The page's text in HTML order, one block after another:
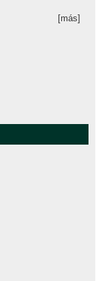
[más]